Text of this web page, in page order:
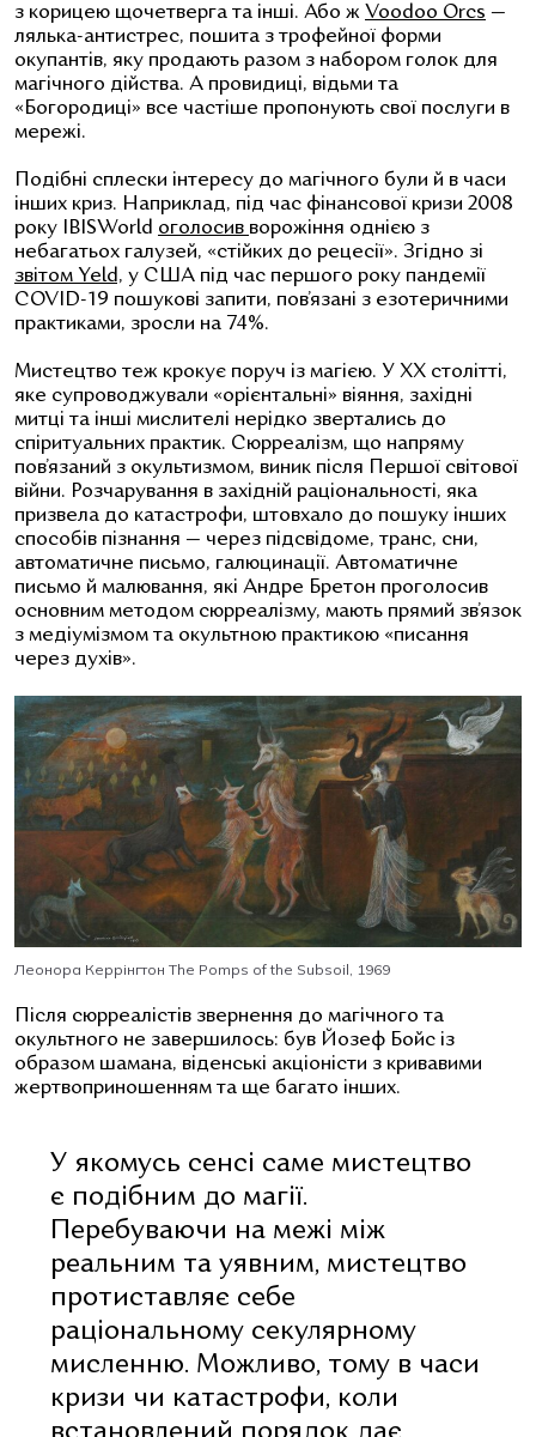
з корицею щочетверга та інші. Або ж Voodoo Orcs —
лялька-антистрес, пошита з трофейної форми
окупантів, яку продають разом з набором голок для
магічного дійства. А провидиці, відьми та
«Богородиці» все частіше пропонують свої послуги в
мережі.
Подібні сплески інтересу до магічного були й в часи
інших криз. Наприклад, під час фінансової кризи 2008
року IBISWorld оголосив ворожіння однією з
небагатьох галузей, «стійких до рецесії». Згідно зі
звітом Yeld, у США під час першого року пандемії
COVID-19 пошукові запити, пов’язані з езотеричними
практиками, зросли на 74%.
Мистецтво теж крокує поруч із магією. У ХХ столітті,
яке супроводжували «орієнтальні» віяння, західні
митці та інші мислителі нерідко звертались до
спіритуальних практик. Сюрреалізм, що напряму
пов’язаний з окультизмом, виник після Першої світової
війни. Розчарування в західній раціональності, яка
призвела до катастрофи, штовхало до пошуку інших
способів пізнання — через підсвідоме, транс, сни,
автоматичне письмо, галюцинації. Автоматичне
письмо й малювання, які Андре Бретон проголосив
основним методом сюрреалізму, мають прямий зв’язок
з медіумізмом та окультною практикою «писання
через духів».
Леонора Керрінгтон The Pomps of the Subsoil, 1969
Після сюрреалістів звернення до магічного та
окультного не завершилось: був Йозеф Бойс із
образом шамана, віденські акціоністи з кривавими
жертвоприношенням та ще багато інших.
У якомусь сенсі саме мистецтво
є подібним до магії.
Перебуваючи на межі між
реальним та уявним, мистецтво
протиставляє себе
раціональному секулярному
мисленню. Можливо, тому в часи
кризи чи катастрофи, коли